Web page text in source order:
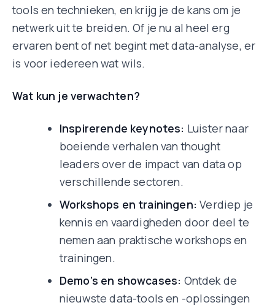
tools en technieken, en krijg je de kans om je
netwerk uit te breiden. Of je nu al heel erg
ervaren bent of net begint met data-analyse, er
is voor iedereen wat wils.
Wat kun je verwachten?
Inspirerende keynotes: Luister naar
boeiende verhalen van thought
leaders over de impact van data op
verschillende sectoren.
Workshops en trainingen: Verdiep je
kennis en vaardigheden door deel te
nemen aan praktische workshops en
trainingen.
Demo’s en showcases: Ontdek de
nieuwste data-tools en -oplossingen